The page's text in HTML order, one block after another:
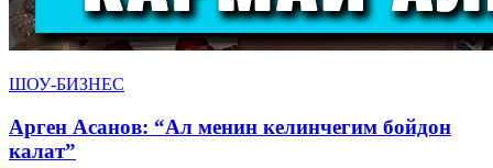
ШОУ-БИЗНЕС
Арген Асанов: “Ал менин келинчегим бойдон
калат”